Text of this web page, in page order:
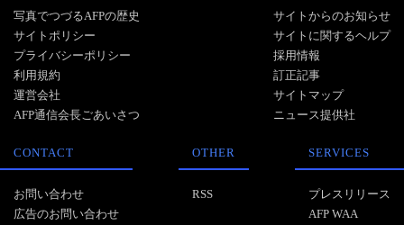
写真でつづるAFPの歴史
サイトポリシー
プライバシーポリシー
利用規約
運営会社
AFP通信会長ごあいさつ
サイトからのお知らせ
サイトに関するヘルプ
採用情報
訂正記事
サイトマップ
ニュース提供社
CONTACT
お問い合わせ
広告のお問い合わせ
OTHER
RSS
SERVICES
プレスリリース
AFP WAA